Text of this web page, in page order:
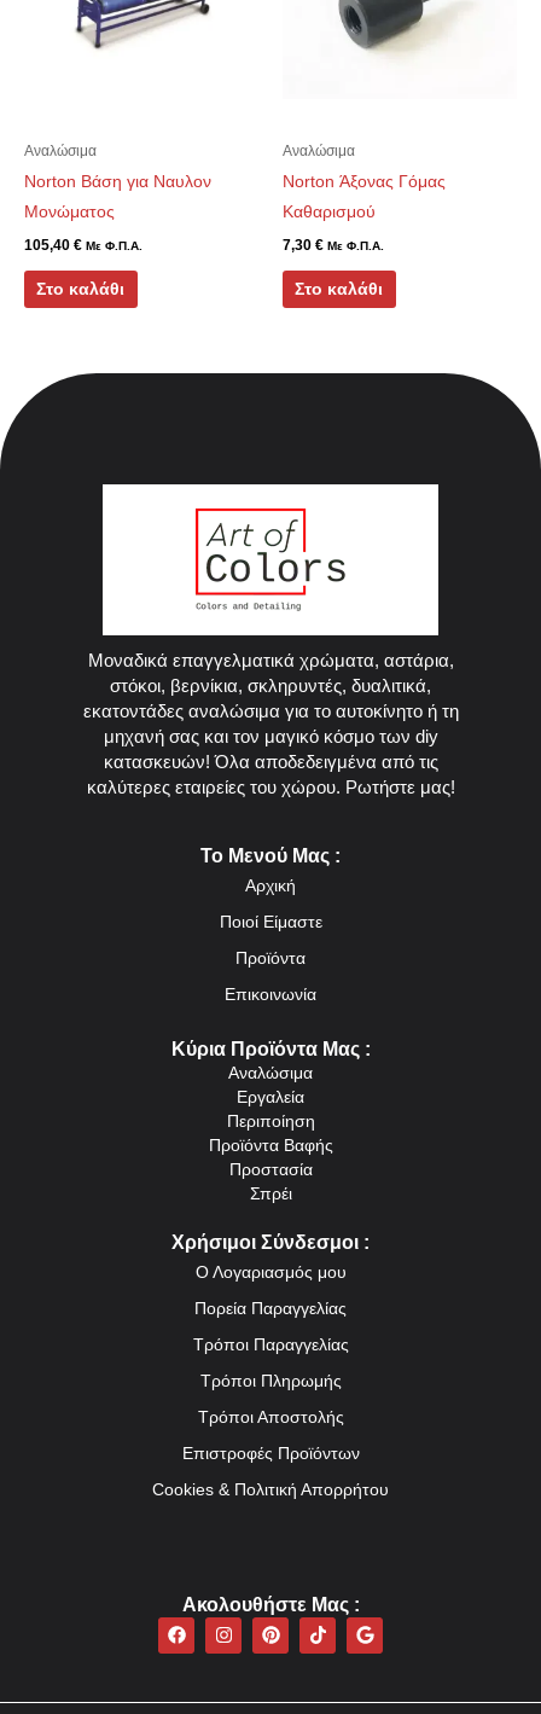
Αναλώσιμα
Norton Βάση για Ναυλον
Μονώματος
105,40 € Με Φ.Π.Α.
Στο καλάθι
Αναλώσιμα
Norton Άξονας Γόμας
Καθαρισμού
7,30 € Με Φ.Π.Α.
Στο καλάθι
Μοναδικά επαγγελματικά χρώματα, αστάρια,
στόκοι, βερνίκια, σκληρυντές, δυαλιτικά,
εκατοντάδες αναλώσιμα για το αυτοκίνητο ή τη
μηχανή σας και τον μαγικό κόσμο των diy
κατασκευών! Όλα αποδεδειγμένα από τις
καλύτερες εταιρείες του χώρου. Ρωτήστε μας!
Το Μενού Μας :
Αρχική
Ποιοί Είμαστε
Προϊόντα
Επικοινωνία
Κύρια Προϊόντα Μας :
Αναλώσιμα
Εργαλεία
Περιποίηση
Προϊόντα Βαφής
Προστασία
Σπρέι
Χρήσιμοι Σύνδεσμοι :
Ο Λογαριασμός μου
Πορεία Παραγγελίας
Τρόποι Παραγγελίας
Τρόποι Πληρωμής
Τρόποι Αποστολής
Επιστροφές Προϊόντων
Cookies & Πολιτική Απορρήτου
Ακολουθήστε Mας :
F
a
b
I
n
a
P
i
e
T
i
o
G
o
l